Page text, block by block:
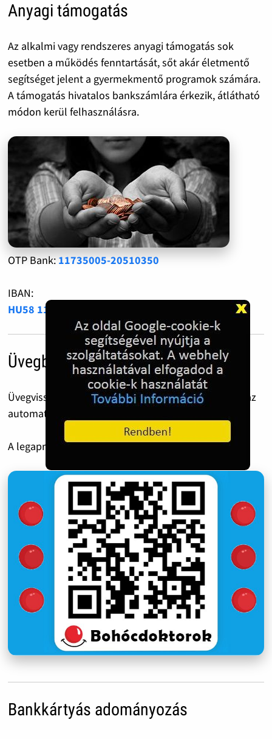
Anyagi támogatás
Az alkalmi vagy rendszeres anyagi támogatás sok
esetben a működés fenntartását, sőt akár életmentő
segítséget jelent a gyermekmentő programok számára.
A támogatás hivatalos bankszámlára érkezik, átlátható
módon kerül felhasználásra.
OTP Bank: 11735005-20510350
IBAN:
HU58 1173 5005 2051 0350 0000 0000
Üvegbetét díj
Üvegvisszaváltás előtt ezt a QR kódot csippantsd le az
automatánál.
A legapróbb 50 Forint is óriási segítség!
Bankkártyás adományozás